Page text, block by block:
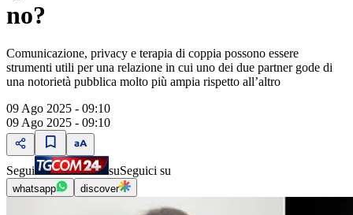
no?
Comunicazione, privacy e terapia di coppia possono essere
strumenti utili per una relazione in cui uno dei due partner gode di
una notorietà pubblica molto più ampia rispetto all’altro
09 Ago 2025 - 09:10
09 Ago 2025 - 09:10
Segui suSeguici su
whatsapp discover